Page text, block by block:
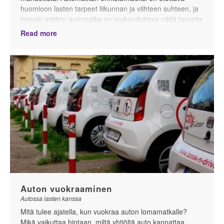
huomioon lasten tarpeet liikunnan ja viihteen suhteen, ja
jossain määrin automatka on mukauduttava näitä tarpeita
silmällä pitäen. Ota mukaan viihdettä ja purtavaa, tee olo
Read more
Auton vuokraaminen
Autossa lasten kanssa
Mitä tulee ajatella, kun vuokraa auton lomamatkalle?
Mikä vaikuttaa hintaan, miltä yhtiöltä auto kannattaa